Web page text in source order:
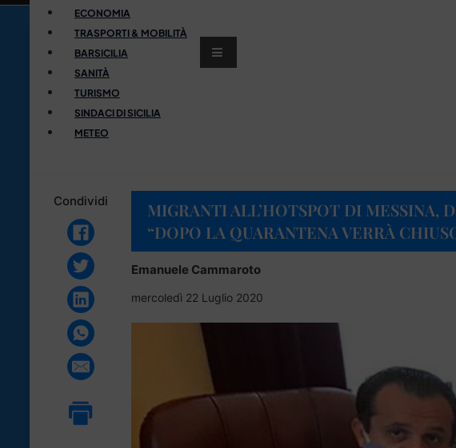
ECONOMIA
TRASPORTI & MOBILITÀ
BARSICILIA
SANITÀ
TURISMO
SINDACI DI SICILIA
METEO
Condividi
MIGRANTI ALL’HOTSPOT DI MESSINA,
“DOPO LA QUARANTENA VERRÀ
Emanuele Cammaroto
mercoledì 22 Luglio 2020